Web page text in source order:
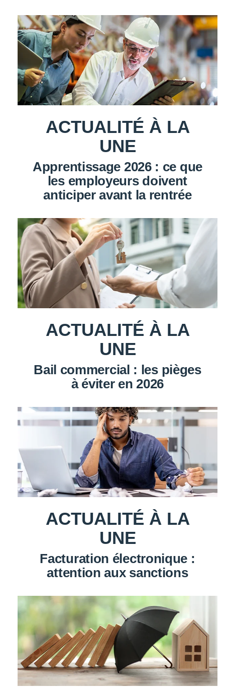
ACTUALITÉ À LA
UNE
Apprentissage 2026 : ce que
les employeurs doivent
anticiper avant la rentrée
ACTUALITÉ À LA
UNE
Bail commercial : les pièges
à éviter en 2026
ACTUALITÉ À LA
UNE
Facturation électronique :
attention aux sanctions